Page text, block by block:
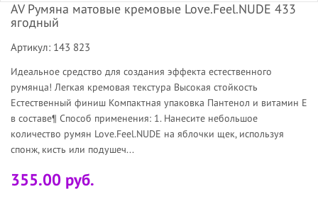
AV Румяна матовые кремовые Love.Feel.NUDE 433
ягодный
Артикул: 143 823
Идеальное средство для создания эффекта естественного
румянца! Легкая кремовая текстура Высокая стойкость
Естественный финиш Компактная упаковка Пантенол и витамин Е
в составе¶ Способ применения: 1. Нанесите небольшое
количество румян Love.Feel.NUDE на яблочки щек, используя
спонж, кисть или подушеч...
355.00 руб.